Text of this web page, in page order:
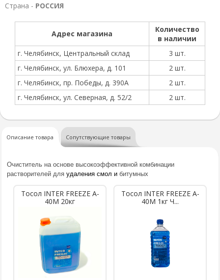
Страна - РОССИЯ
Адрес магазина
Количество
в наличии
г. Челябинск, Центральный склад
3 шт.
г. Челябинск, ул. Блюхера, д. 101
2 шт.
г. Челябинск, пр. Победы, д. 390А
2 шт.
г. Челябинск, ул. Северная, д. 52/2
2 шт.
Описание товара Сопутствующие товары
Очиститель на основе высокоэффективной комбинации
растворителей для удаления смол и битумных
Тосол INTER FREEZE A-
40M 20кг
Тосол INTER FREEZE A-
40M 1кг Ч...